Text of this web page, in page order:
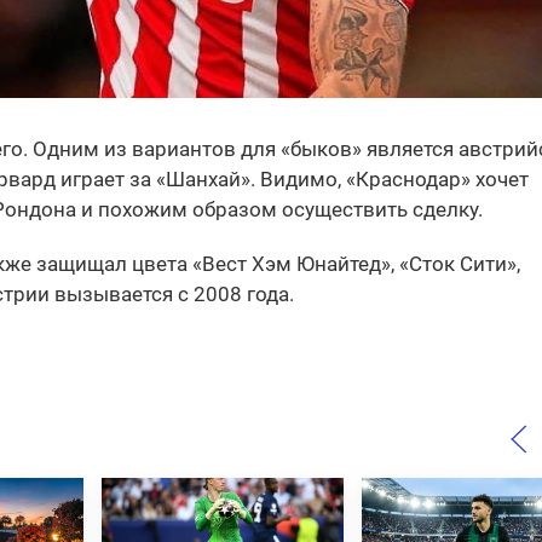
Одним из вариантов для «быков» является
играет за «Шанхай». Видимо, «Краснодар» хочет
и похожим образом осуществить сделку.
защищал цвета «Вест Хэм Юнайтед», «Сток Сити»,
вызывается с 2008 года.